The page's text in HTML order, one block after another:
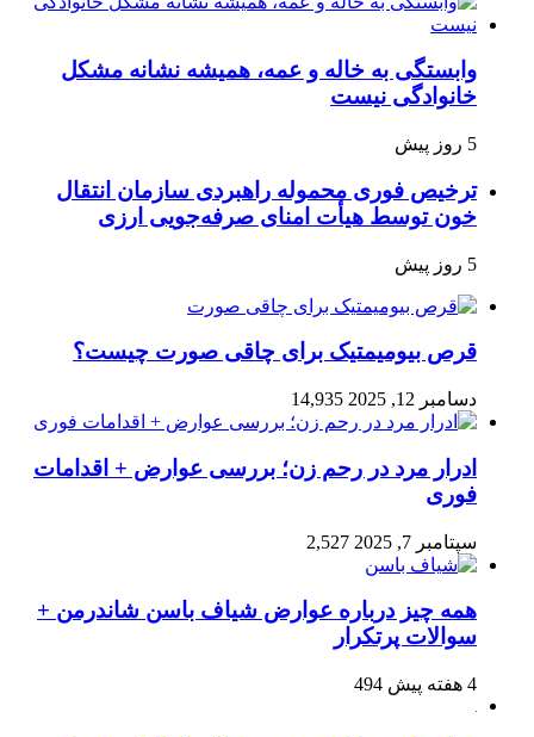
وابستگی به خاله و عمه، همیشه نشانه مشکل
خانوادگی نیست
5 روز پیش
ترخیص فوری محموله راهبردی سازمان انتقال
خون توسط هیأت امنای صرفه‌جویی ارزی
5 روز پیش
قرص بیومیمتیک برای چاقی صورت چیست؟
دسامبر 12, 2025 14,935
ادرار مرد در رحم زن؛ بررسی عوارض + اقدامات
فوری
سپتامبر 7, 2025 2,527
همه چیز درباره عوارض شیاف باسن شاندرمن +
سوالات پرتکرار
4 هفته پیش 494